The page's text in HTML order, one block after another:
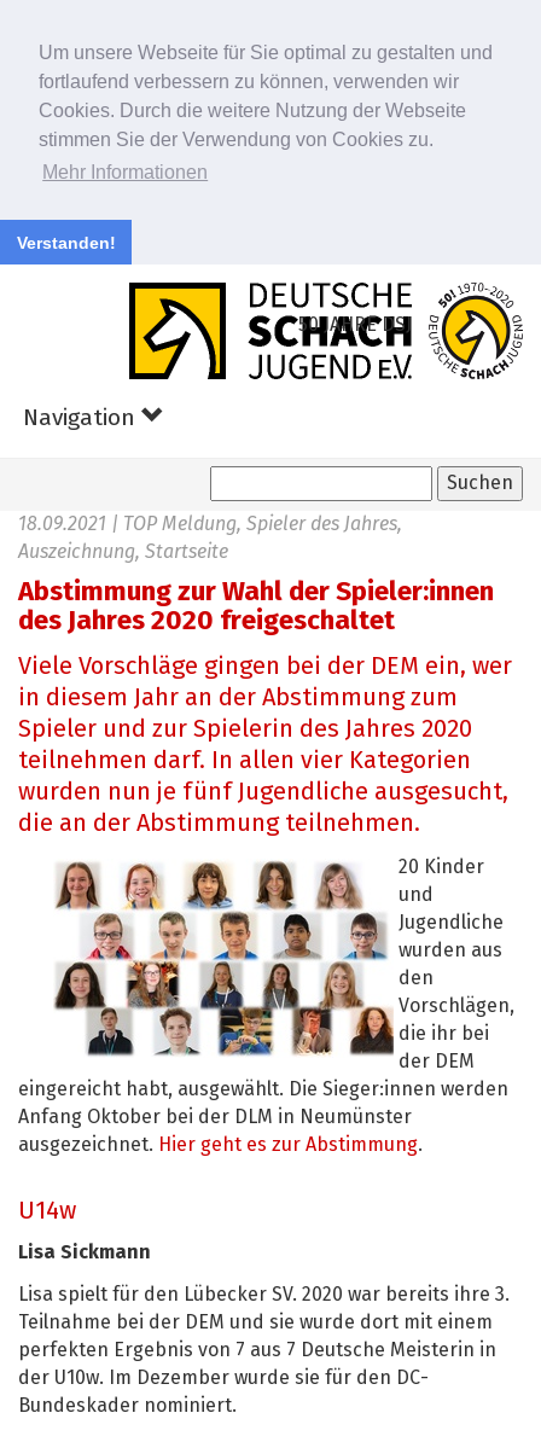
Um unsere Webseite für Sie optimal zu gestalten und
fortlaufend verbessern zu können, verwenden wir
Cookies. Durch die weitere Nutzung der Webseite
stimmen Sie der Verwendung von Cookies zu.
Mehr Informationen
Verstanden!
Navigation
50 JAHRE DSJ
18.09.2021 | TOP Meldung, Spieler des Jahres,
Auszeichnung, Startseite
Abstimmung zur Wahl der Spieler:innen
des Jahres 2020 freigeschaltet
Viele Vorschläge gingen bei der DEM ein, wer
in diesem Jahr an der Abstimmung zum
Spieler und zur Spielerin des Jahres 2020
teilnehmen darf. In allen vier Kategorien
wurden nun je fünf Jugendliche ausgesucht,
die an der Abstimmung teilnehmen.
20 Kinder
und
Jugendliche
wurden aus
den
Vorschlägen,
die ihr bei
der DEM
eingereicht habt, ausgewählt. Die Sieger:innen werden
Anfang Oktober bei der DLM in Neumünster
ausgezeichnet. Hier geht es zur Abstimmung.
U14w
Lisa Sickmann
Lisa spielt für den Lübecker SV. 2020 war bereits ihre 3.
Teilnahme bei der DEM und sie wurde dort mit einem
perfekten Ergebnis von 7 aus 7 Deutsche Meisterin in
der U10w. Im Dezember wurde sie für den DC-
Bundeskader nominiert.